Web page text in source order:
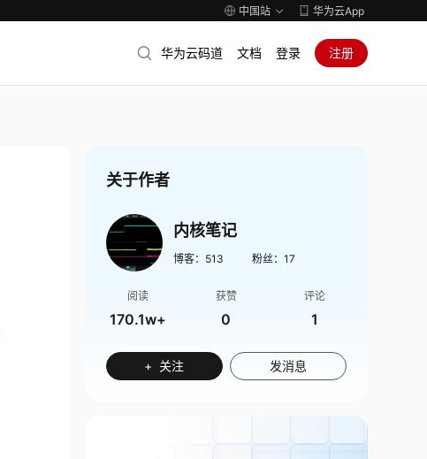
中国站 华为云App
华为云码道 文档 登录 注册
关于作者
内核笔记
博客： 513 粉丝： 17
阅读
170.1w+
获赞
0
评论
1
+ 关注 发消息